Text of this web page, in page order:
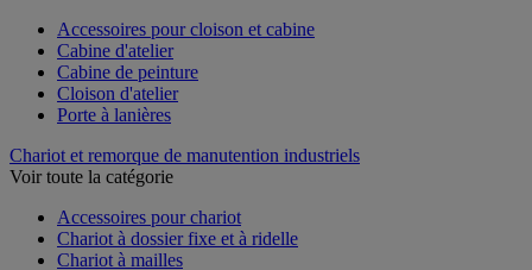
Accessoires pour cloison et cabine
Cabine d'atelier
Cabine de peinture
Cloison d'atelier
Porte à lanières
Chariot et remorque de manutention industriels
Voir toute la catégorie
Accessoires pour chariot
Chariot à dossier fixe et à ridelle
Chariot à mailles